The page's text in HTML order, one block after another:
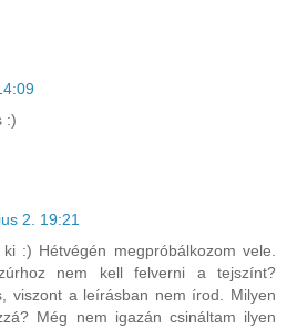
:)
2. 19:21
:) Hétvégén megpróbálkozom vele.
nem kell felverni a tejszínt?
viszont a leírásban nem írod. Milyen
Még nem igazán csináltam ilyen